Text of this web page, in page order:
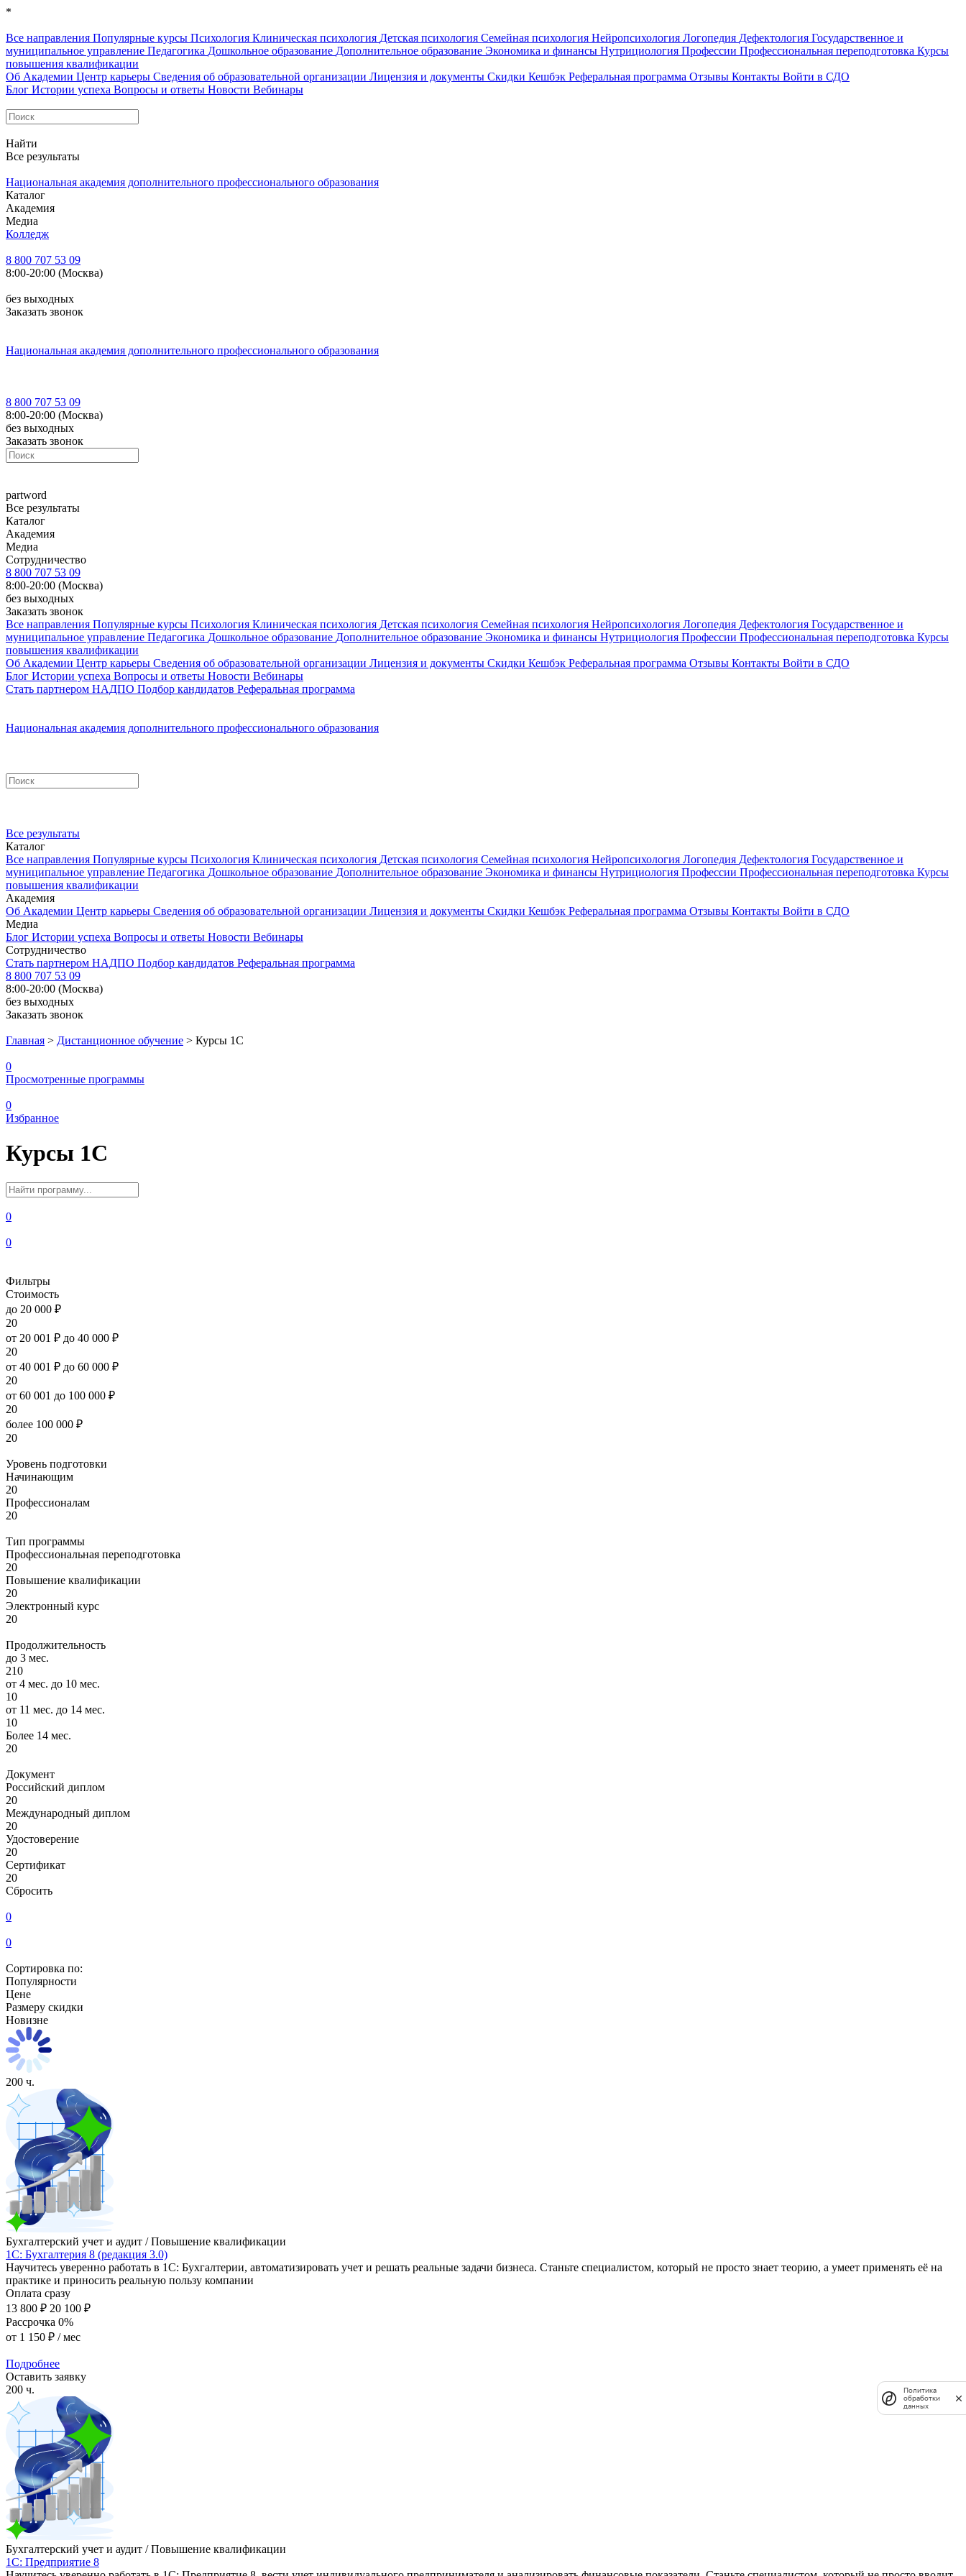
*
Все направления Популярные курсы Психология Клиническая психология Детская психология Семейная психология Нейропсихология Логопедия Дефектология Государственное и
муниципальное управление Педагогика Дошкольное образование Дополнительное образование Экономика и финансы Нутрициология Профессии Профессиональная переподготовка Курсы
повышения квалификации
Об Академии Центр карьеры Сведения об образовательной организации Лицензия и документы Скидки Кешбэк Реферальная программа Отзывы Контакты Войти в СДО
Блог Истории успеха Вопросы и ответы Новости Вебинары
Найти
Все результаты
Национальная академия дополнительного профессионального образования
Каталог
Академия
Медиа
Колледж
8 800 707 53 09
8:00-20:00 (Москва)
без выходных
Заказать звонок
Национальная академия дополнительного профессионального образования
8 800 707 53 09
8:00-20:00 (Москва)
без выходных
Заказать звонок
partword
Все результаты
Каталог
Академия
Медиа
Сотрудничество
8 800 707 53 09
8:00-20:00 (Москва)
без выходных
Заказать звонок
Все направления Популярные курсы Психология Клиническая психология Детская психология Семейная психология Нейропсихология Логопедия Дефектология Государственное и
муниципальное управление Педагогика Дошкольное образование Дополнительное образование Экономика и финансы Нутрициология Профессии Профессиональная переподготовка Курсы
повышения квалификации
Об Академии Центр карьеры Сведения об образовательной организации Лицензия и документы Скидки Кешбэк Реферальная программа Отзывы Контакты Войти в СДО
Блог Истории успеха Вопросы и ответы Новости Вебинары
Стать партнером НАДПО Подбор кандидатов Реферальная программа
Национальная академия дополнительного профессионального образования
Все результаты
Каталог
Все направления Популярные курсы Психология Клиническая психология Детская психология Семейная психология Нейропсихология Логопедия Дефектология Государственное и
муниципальное управление Педагогика Дошкольное образование Дополнительное образование Экономика и финансы Нутрициология Профессии Профессиональная переподготовка Курсы
повышения квалификации
Академия
Об Академии Центр карьеры Сведения об образовательной организации Лицензия и документы Скидки Кешбэк Реферальная программа Отзывы Контакты Войти в СДО
Медиа
Блог Истории успеха Вопросы и ответы Новости Вебинары
Сотрудничество
Стать партнером НАДПО Подбор кандидатов Реферальная программа
8 800 707 53 09
8:00-20:00 (Москва)
без выходных
Заказать звонок
Главная > Дистанционное обучение > Курсы 1С
0
Просмотренные программы
0
Избранное
Курсы 1С
0
0
Фильтры
Стоимость
до 20 000 ₽
20
от 20 001 ₽ до 40 000 ₽
20
от 40 001 ₽ до 60 000 ₽
20
от 60 001 до 100 000 ₽
20
более 100 000 ₽
20
Уровень подготовки
Начинающим
20
Профессионалам
20
Тип программы
Профессиональная переподготовка
20
Повышение квалификации
20
Электронный курс
20
Продолжительность
до 3 мес.
210
от 4 мес. до 10 мес.
10
от 11 мес. до 14 мес.
10
Более 14 мес.
20
Документ
Российский диплом
20
Международный диплом
20
Удостоверение
20
Сертификат
20
Сбросить
0
0
Сортировка по:
Популярности
Цене
Размеру скидки
Новизне
200 ч.
Бухгалтерский учет и аудит / Повышение квалификации
1C: Бухгалтерия 8 (редакция 3.0)
Научитесь уверенно работать в 1С: Бухгалтерии, автоматизировать учет и решать реальные задачи бизнеса. Станьте специалистом, который не просто знает теорию, а умеет применять её на
практике и приносить реальную пользу компании
Оплата сразу
13 800 ₽ 20 100 ₽
Рассрочка 0%
от 1 150 ₽ / мес
Подробнее
Оставить заявку
200 ч.
Бухгалтерский учет и аудит / Повышение квалификации
1С: Предприятие 8
Политика
обработки
данных